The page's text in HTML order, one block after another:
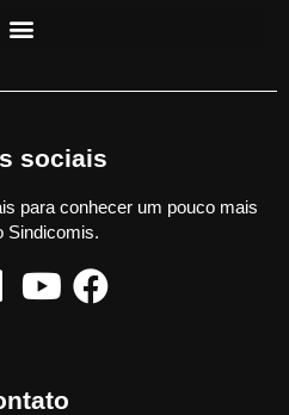
sociais
para conhecer um pouco mais
Sindicomis.